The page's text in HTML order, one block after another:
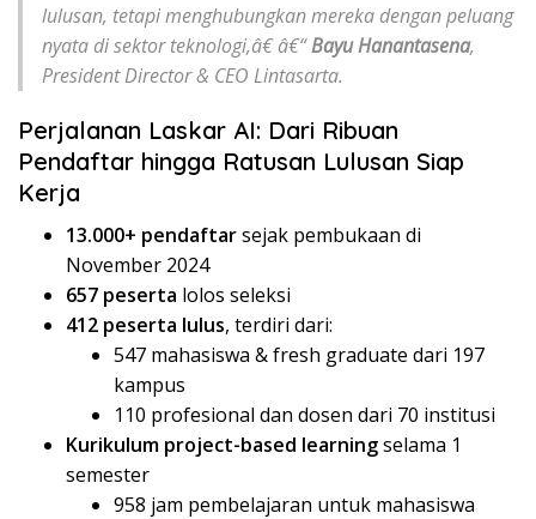
lulusan, tetapi menghubungkan mereka dengan peluang
nyata di sektor teknologi,â€ â€“Bayu Hanantasena,
President Director & CEO Lintasarta.
Perjalanan Laskar AI: Dari Ribuan
Pendaftar hingga Ratusan Lulusan Siap
Kerja
13.000+ pendaftarsejak pembukaan di
November 2024
657 peserta lolos seleksi
412 peserta lulus, terdiri dari:
547 mahasiswa & fresh graduate dari 197
kampus
110 profesional dan dosen dari 70 institusi
Kurikulum project-based learningselama 1
semester
958 jam pembelajaran untuk mahasiswa